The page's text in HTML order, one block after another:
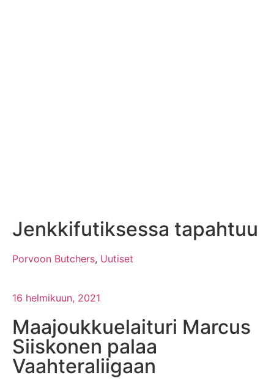
Jenkkifutiksessa tapahtuu
Porvoon Butchers, Uutiset
16 helmikuun, 2021
Maajoukkuelaituri Marcus
Siiskonen palaa
Vaahteraliigaan